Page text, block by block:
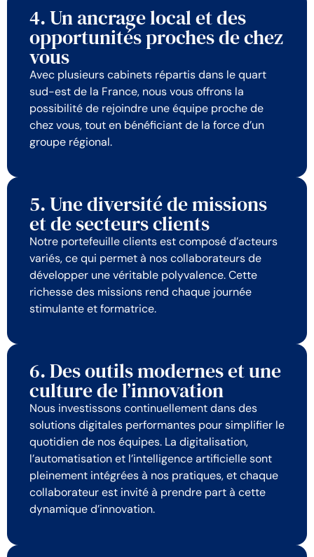
4. Un ancrage local et des
opportunités proches de chez
vous
Avec plusieurs cabinets répartis dans le quart
sud-est de la France, nous vous offrons la
possibilité de rejoindre une équipe proche de
chez vous, tout en bénéficiant de la force d’un
groupe régional.
5. Une diversité de missions
et de secteurs clients
Notre portefeuille clients est composé d’acteurs
variés, ce qui permet à nos collaborateurs de
développer une véritable polyvalence. Cette
richesse des missions rend chaque journée
stimulante et formatrice.
6. Des outils modernes et une
culture de l’innovation
Nous investissons continuellement dans des
solutions digitales performantes pour simplifier le
quotidien de nos équipes. La digitalisation,
l’automatisation et l’intelligence artificielle sont
pleinement intégrées à nos pratiques, et chaque
collaborateur est invité à prendre part à cette
dynamique d’innovation.